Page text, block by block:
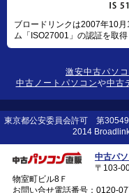
ブロードリンクは2007年10
ム「ISO27001」の認証を取得
激安中古パソ
中古ノートパソコンや中古
東京都公安委員会許可 第
2014
中古パ
〒103-
物室町ビル8Ｆ
お問い合せ電話番号： 0120-